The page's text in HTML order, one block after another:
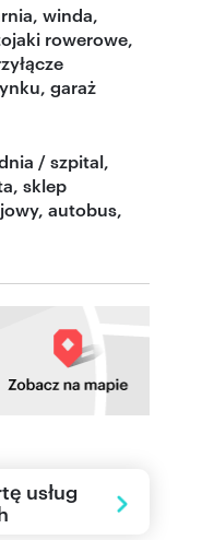
winda,
rowerowe,
garaż
/ szpital,
sklep
autobus,
usług